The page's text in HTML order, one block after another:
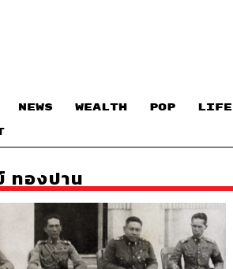
NEWS WEALTH POP LIFE
ทองปาน